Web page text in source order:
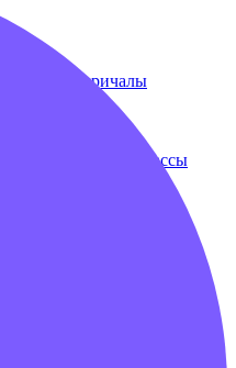
Понтоны и причалы
Надувные трассы